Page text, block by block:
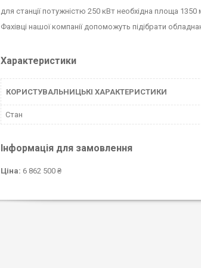
для станції потужністю 250 кВт необхідна площа 1350
Фахівці нашої компанії допоможуть підібрати
Характеристики
КОРИСТУВАЛЬНИЦЬКІ ХАРАКТЕРИСТИКИ
Стан
Інформація для замовлення
Ціна: 6 862 500 ₴